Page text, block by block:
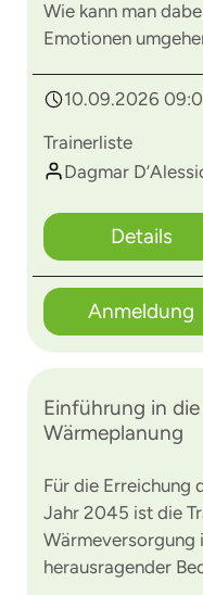
Wie kann man
Emotionen
10.09.2026
Trainerliste
Dagmar
Details
Anmeldung
Einführung in
Wärmeplanung
Für die Erreichung
Jahr 2045 ist die
Wärmeversorgung
herausragender